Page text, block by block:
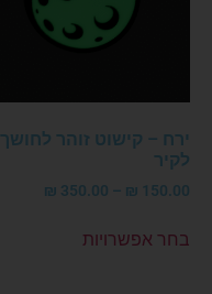
ירח – קישוט זוהר לחושך
לקיר
150.00
₪
–
350.00
₪
בחר אפשרויות